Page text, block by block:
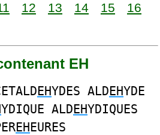
12 13 14 15
16
EH
EHYDES ALDEHYDE
YDIQUE ALDEHYDIQUES
EHEURES